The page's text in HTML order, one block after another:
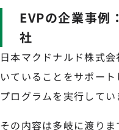
EVPの企業事例
社
日本マクドナルド株式
いていることをサポー
プログラムを実行してい
その内容は多岐に渡り